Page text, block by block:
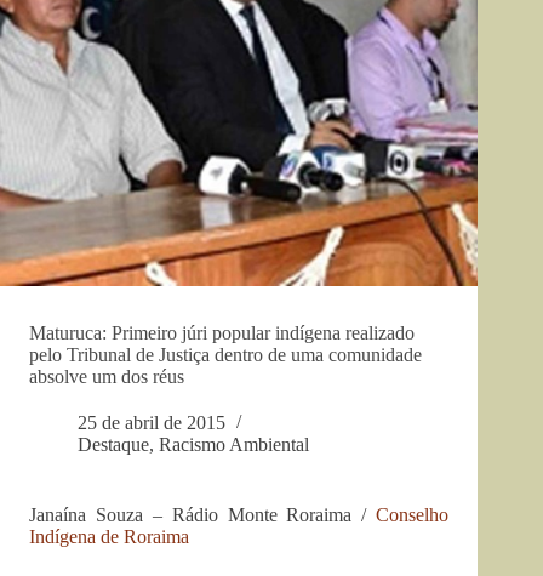
Maturuca: Primeiro júri popular indígena realizado
pelo Tribunal de Justiça dentro de uma comunidade
absolve um dos réus
25 de abril de 2015
Destaque, Racismo Ambiental
Janaína Souza – Rádio Monte Roraima /Conselho
Indígena de Roraima